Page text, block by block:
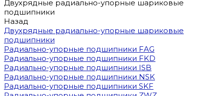
Двухрядные радиально-упорные шариковые
подшипники
Назад
Двухрядные радиально-упорные шариковые
подшипники
Радиально-упорные подшипники FAG
Радиально-упорные подшипники FKD
Радиально-упорные подшипники ISB
Радиально-упорные подшипники NSK
Радиально-упорные подшипники SKF